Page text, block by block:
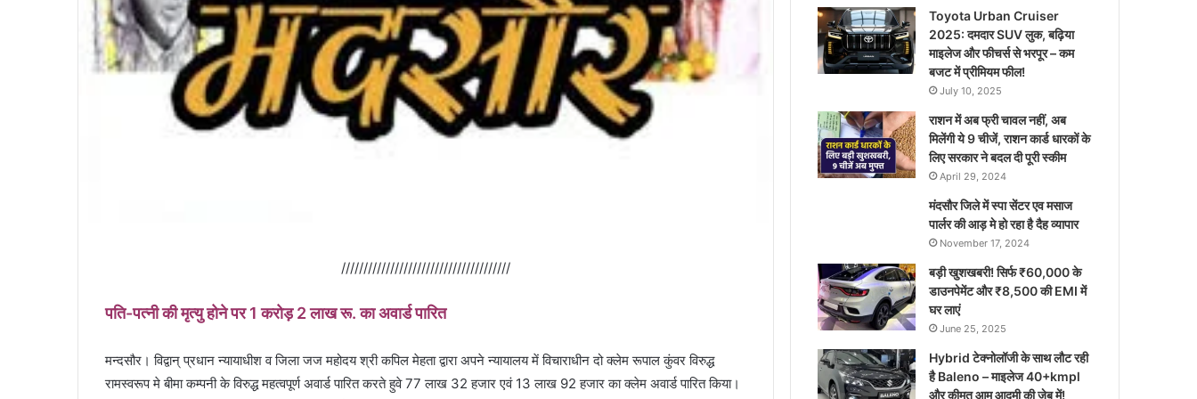
//////////////////////////////////////
पति-पत्नी की मृत्यु होने पर 1 करोड़ 2 लाख रू. का अवार्ड पारित
मन्दसौर। विद्वान् प्रधान न्यायाधीश व जिला जज महोदय श्री कपिल मेहता द्वारा अपने न्यायालय में विचाराधीन दो क्लेम रूपाल कुंवर विरुद्ध
रामस्वरूप मे बीमा कम्पनी के विरुद्ध महत्वपूर्ण अवार्ड पारित करते हुवे 77 लाख 32 हजार एवं 13 लाख 92 हजार का क्लेम अवार्ड पारित किया।
Toyota Urban Cruiser
2025: दमदार SUV लुक, बढ़िया
माइलेज और फीचर्स से भरपूर – कम
बजट में प्रीमियम फील!
July 10, 2025
राशन में अब फ्री चावल नहीं, अब
मिलेंगी ये 9 चीजें, राशन कार्ड धारकों के
लिए सरकार ने बदल दी पूरी स्कीम
April 29, 2024
मंदसौर जिले में स्पा सेंटर एव मसाज
पार्लर की आड़ मे हो रहा है दैह व्यापार
November 17, 2024
बड़ी खुशखबरी! सिर्फ ₹60,000 के
डाउनपेमेंट और ₹8,500 की EMI में
घर लाएं
June 25, 2025
Hybrid टेक्नोलॉजी के साथ लौट रही
है Baleno – माइलेज 40+kmpl
और कीमत आम आदमी की जेब में!